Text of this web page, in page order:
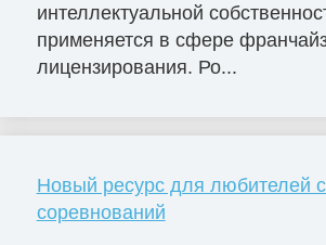
интеллектуальной
применяется в сфере
лицензирования. Ро...
Новый ресурс для любителей
соревнований